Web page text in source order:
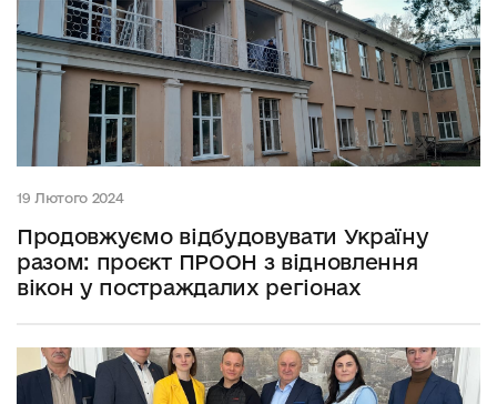
19 Лютого 2024
Продовжуємо відбудовувати Україну
разом: проєкт ПРООН з відновлення
вікон у постраждалих регіонах